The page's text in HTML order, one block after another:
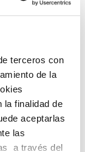
terceros con
de la
finalidad de
aceptarlas
las
a través del